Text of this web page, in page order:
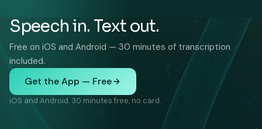
Speech in. Text out.
Free on iOS and Android — 30 minutes of transcription
included.
Get the App — Free
iOS and Android. 30 minutes free, no card.